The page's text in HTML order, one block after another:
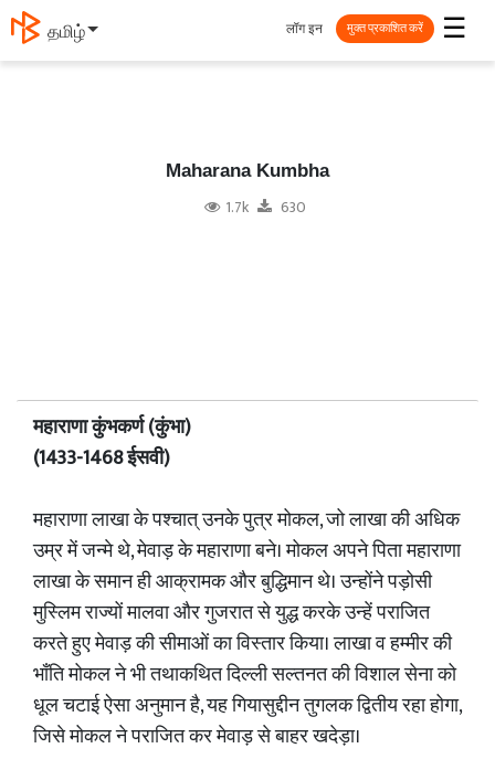
தமிழ் ☰
लॉग इन मुक्त प्रकाशित करें
Maharana Kumbha
1.7k 630
महाराणा कुंभकर्ण (कुंभा)
(1433-1468 ईसवी)
महाराणा लाखा के पश्चात् उनके पुत्र मोकल, जो लाखा की अधिक
उम्र में जन्मे थे, मेवाड़ के महाराणा बने। मोकल अपने पिता महाराणा
लाखा के समान ही आक्रामक और बुद्धिमान थे। उन्होंने पड़ोसी
मुस्लिम राज्यों मालवा और गुजरात से युद्ध करके उन्हें पराजित
करते हुए मेवाड़ की सीमाओं का विस्तार किया। लाखा व हम्मीर की
भाँति मोकल ने भी तथाकथित दिल्ली सल्तनत की विशाल सेना को
धूल चटाई ऐसा अनुमान है, यह गियासुद्दीन तुगलक द्वितीय रहा होगा,
जिसे मोकल ने पराजित कर मेवाड़ से बाहर खदेड़ा।